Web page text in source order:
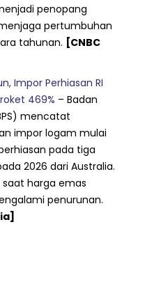
penopang
pertumbuhan
tahunan. [CNBC
Impor Perhiasan RI
469% – Badan
mencatat
impor logam mulai
pada tiga
2026 dari Australia.
saat harga emas
penurunan.